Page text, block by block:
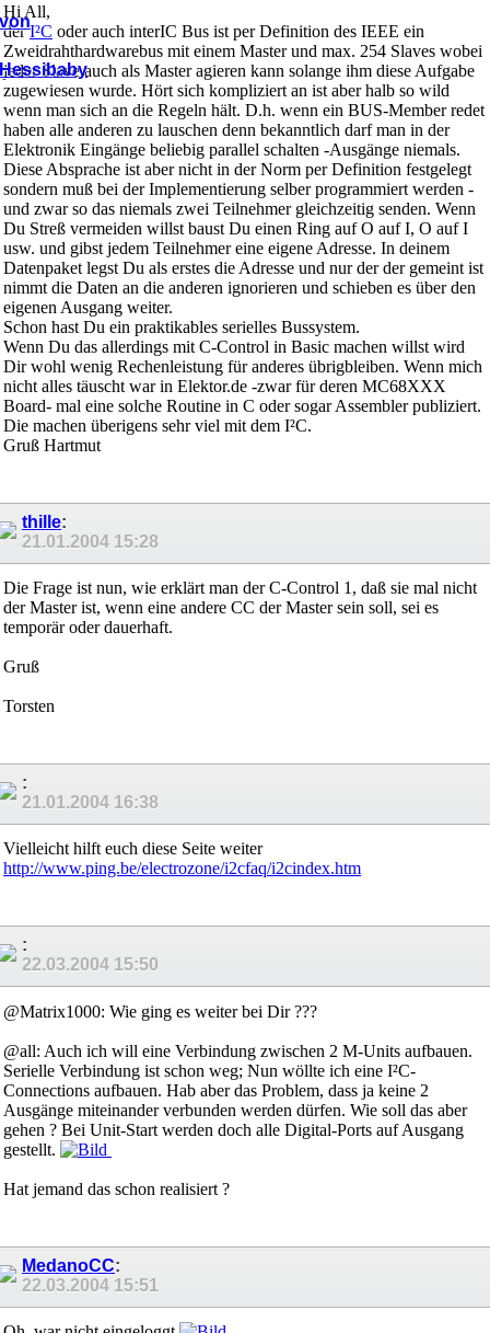
Hi All,
derI²C oder auch interIC Bus ist per Definition des IEEE ein
Zweidrahthardwarebus mit einem Master und max. 254 Slaves wobei
jeder Slave auch als Master agieren kann solange ihm diese Aufgabe
zugewiesen wurde. Hört sich kompliziert an ist aber halb so wild
wenn man sich an die Regeln hält. D.h. wenn ein BUS-Member redet
haben alle anderen zu lauschen denn bekanntlich darf man in der
Elektronik Eingänge beliebig parallel schalten -Ausgänge niemals.
Diese Absprache ist aber nicht in der Norm per Definition festgelegt
sondern muß bei der Implementierung selber programmiert werden -
und zwar so das niemals zwei Teilnehmer gleichzeitig senden. Wenn
Du Streß vermeiden willst baust Du einen Ring auf O auf I, O auf I
usw. und gibst jedem Teilnehmer eine eigene Adresse. In deinem
Datenpaket legst Du als erstes die Adresse und nur der der gemeint ist
nimmt die Daten an die anderen ignorieren und schieben es über den
eigenen Ausgang weiter.
Schon hast Du ein praktikables serielles Bussystem.
Wenn Du das allerdings mit C-Control in Basic machen willst wird
Dir wohl wenig Rechenleistung für anderes übrigbleiben. Wenn mich
nicht alles täuscht war in Elektor.de -zwar für deren MC68XXX
Board- mal eine solche Routine in C oder sogar Assembler publiziert.
Die machen überigens sehr viel mit dem I²C.
Gruß Hartmut
thille:
21.01.2004 15:28
Die Frage ist nun, wie erklärt man der C-Control 1, daß sie mal nicht
der Master ist, wenn eine andere CC der Master sein soll, sei es
temporär oder dauerhaft.
Gruß
Torsten
:
21.01.2004 16:38
Vielleicht hilft euch diese Seite weiter
http://www.ping.be/electrozone/i2cfaq/i2cindex.htm
:
22.03.2004 15:50
@Matrix1000: Wie ging es weiter bei Dir ???
@all: Auch ich will eine Verbindung zwischen 2 M-Units aufbauen.
Serielle Verbindung ist schon weg; Nun wöllte ich eine I²C-
Connections aufbauen. Hab aber das Problem, dass ja keine 2
Ausgänge miteinander verbunden werden dürfen. Wie soll das aber
gehen ? Bei Unit-Start werden doch alle Digital-Ports auf Ausgang
gestellt.
Hat jemand das schon realisiert ?
MedanoCC:
22.03.2004 15:51